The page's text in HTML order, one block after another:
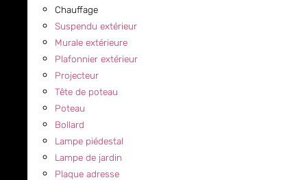
Chauffage
Suspendu extérieur
Murale extérieure
Plafonnier extérieur
Projecteur
Tête de poteau
Poteau
Bollard
Lampe piédestal
Lampe de jardin
Plaque adresse